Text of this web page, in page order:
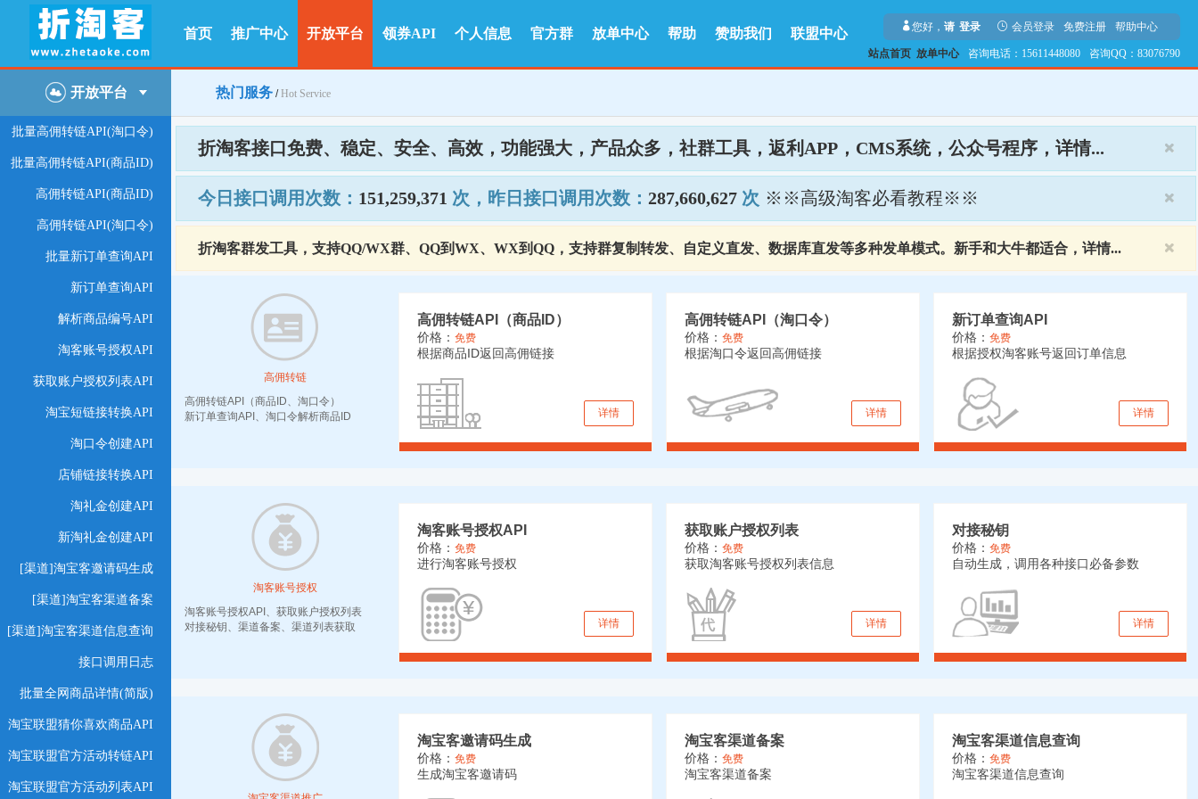
首页 推广中心 开放平台 领券API 个人信息 官方群 放单中心 帮助 赞助我们 联盟中心 您好， 请 登录 会员登录 免费注册 帮助中心
站点首页 放单中心 咨询电话：15611448080 咨询QQ：83076790
开放平台
批量高佣转链API(淘口令)
批量高佣转链API(商品ID)
高佣转链API(商品ID)
高佣转链API(淘口令)
批量新订单查询API
新订单查询API
解析商品编号API
淘客账号授权API
获取账户授权列表API
淘宝短链接转换API
淘口令创建API
店铺链接转换API
淘礼金创建API
新淘礼金创建API
[渠道]淘宝客邀请码生成
[渠道]淘宝客渠道备案
[渠道]淘宝客渠道信息查询
接口调用日志
批量全网商品详情(简版)
淘宝联盟猜你喜欢商品API
淘宝联盟官方活动转链API
淘宝联盟官方活动列表API
热门服务 /Hot Service
折淘客接口免费、稳定、安全、高效，功能强大，产品众多，社群工具，返利APP，CMS系统，公众号程序，详情...
今日接口调用次数： 151,259,371 次，昨日接口调用次数： 287,660,627 次 ※※高级淘客必看教程※※
折淘客群发工具，支持QQ/WX群、QQ到WX、WX到QQ，支持群复制转发、自定义直发、数据库直发等多种发单模式。新手和大牛都适合，详情...
高佣转链
高佣转链API（商品ID、淘口令）
新订单查询API、淘口令解析商品ID
高佣转链API（商品ID）
价格： 免费
根据商品ID返回高佣链接
详情
高佣转链API（淘口令）
价格： 免费
根据淘口令返回高佣链接
详情
新订单查询API
价格： 免费
根据授权淘客账号返回订单信息
详情
淘客账号授权
淘客账号授权API、获取账户授权列表
对接秘钥、渠道备案、渠道列表获取
淘客账号授权API
价格： 免费
进行淘客账号授权
详情
获取账户授权列表
价格： 免费
获取淘客账号授权列表信息
详情
对接秘钥
价格： 免费
自动生成，调用各种接口必备参数
详情
淘宝客邀请码生成
价格： 免费
生成淘宝客邀请码
淘宝客渠道备案
价格： 免费
淘宝客渠道备案
淘宝客渠道信息查询
价格： 免费
淘宝客渠道信息查询